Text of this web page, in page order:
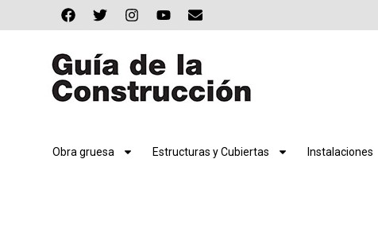
Obra gruesa Estructuras y Cubiertas Instalaciones